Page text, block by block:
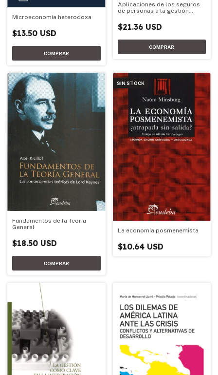
Microeconomía heterodoxa
$13.50 USD
Aplicaciones de los seguros
de personas a la gestión
$21.36 USD
Fundamentos de la Teoría
General
$18.50 USD
SIN STOCK
La economía posmenemista
$10.64 USD